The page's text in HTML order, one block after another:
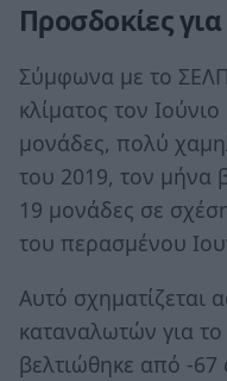
Προσδοκίες
Σύμφωνα με το
κλίματος τον
μονάδες, πολύ
του 2019, τον μήνα
19 μονάδες σε
του περασμένου
Αυτό σχηματίζεται
καταναλωτών για
βελτιώθηκε από -